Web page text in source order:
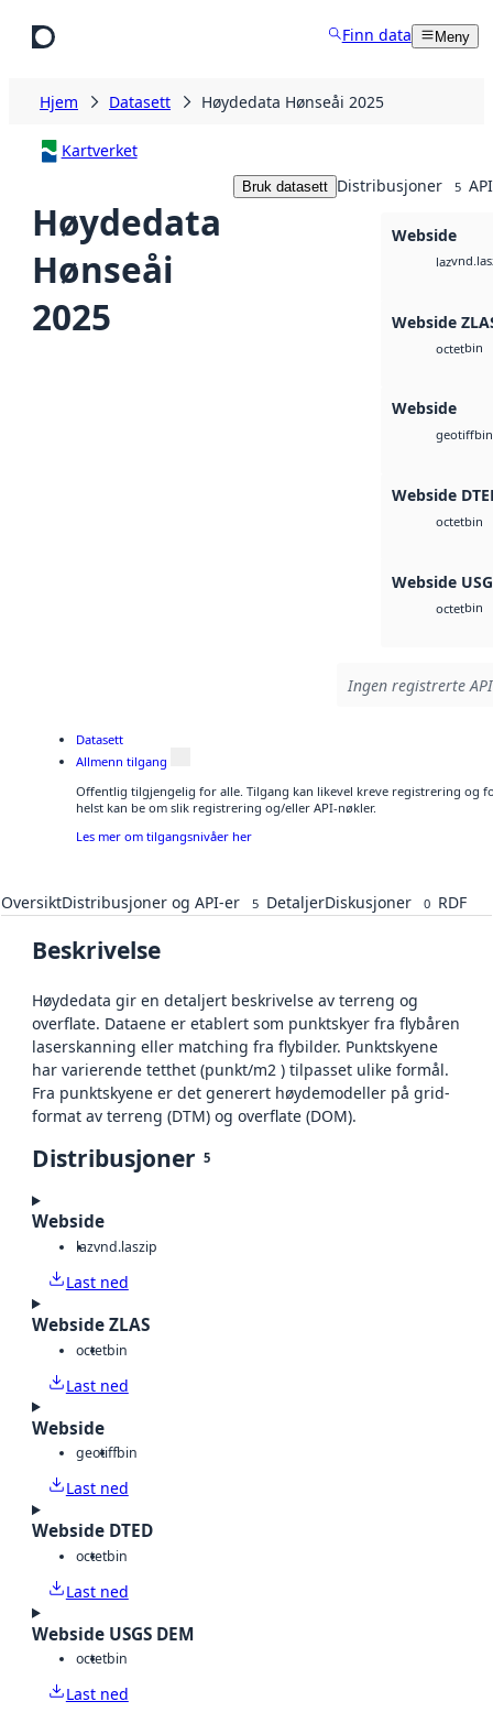
Finn data Meny
Hjem Datasett Høydedata Hønseåi 2025
Kartverket
Høydedata
Hønseåi
2025
Bruk datasett Distribusjoner 5
Webside
laz
Webside
octetbin
Webside
geotiffbin
Webside
octetbin
Webside
octetbin
Ingen registrerte
Datasett
Allmenn tilgang
Offentlig tilgjengelig for alle. Tilgang kan likevel kreve registrering og
helst kan be om slik registrering og/eller API-nøkler.
Les mer om tilgangsnivåer her
OversiktDistribusjoner og API-er 5 DetaljerDiskusjoner 0 RDF
Beskrivelse
Høydedata gir en detaljert beskrivelse av terreng og
overflate. Dataene er etablert som punktskyer fra flybåren
laserskanning eller matching fra flybilder. Punktskyene
har varierende tetthet (punkt/m2 ) tilpasset ulike formål.
Fra punktskyene er det generert høydemodeller på grid-
format av terreng (DTM) og overflate (DOM).
Distribusjoner 5
Webside
lazvnd.laszip
Last ned
Webside ZLAS
octetbin
Last ned
Webside
geotiffbin
Last ned
Webside DTED
octetbin
Last ned
Webside USGS DEM
octetbin
Last ned